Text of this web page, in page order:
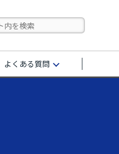
よくある質問